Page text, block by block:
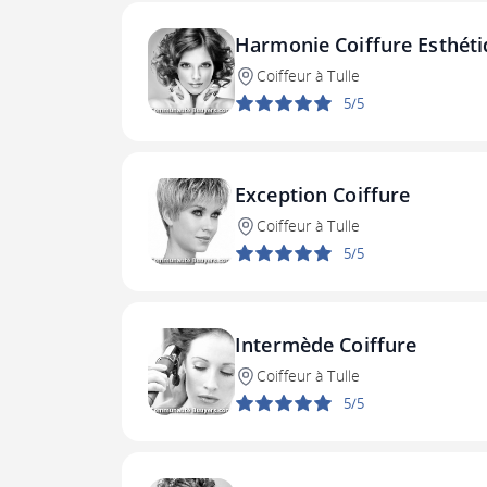
Harmonie Coiffure
Coiffeur à Tulle
5/5
Exception Coiffure
Coiffeur à Tulle
5/5
Intermède Coiffure
Coiffeur à Tulle
5/5